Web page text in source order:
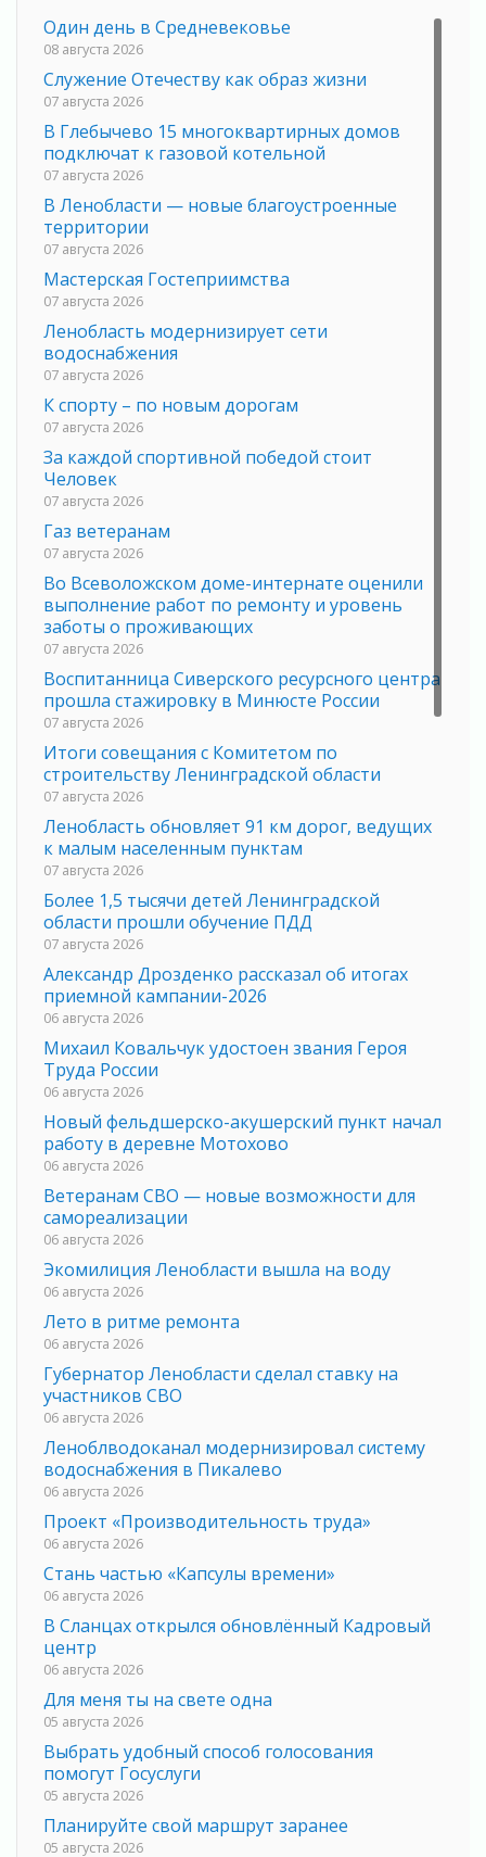
Один день в Средневековье
08 августа 2026
Служение Отечеству как образ жизни
07 августа 2026
В Глебычево 15 многоквартирных домов
подключат к газовой котельной
07 августа 2026
В Ленобласти — новые благоустроенные
территории
07 августа 2026
Мастерская Гостеприимства
07 августа 2026
Ленобласть модернизирует сети
водоснабжения
07 августа 2026
К спорту – по новым дорогам
07 августа 2026
За каждой спортивной победой стоит
Человек
07 августа 2026
Газ ветеранам
07 августа 2026
Во Всеволожском доме-интернате оценили
выполнение работ по ремонту и уровень
заботы о проживающих
07 августа 2026
Воспитанница Сиверского ресурсного центра
прошла стажировку в Минюсте России
07 августа 2026
Итоги совещания с Комитетом по
строительству Ленинградской области
07 августа 2026
Ленобласть обновляет 91 км дорог, ведущих
к малым населенным пунктам
07 августа 2026
Более 1,5 тысячи детей Ленинградской
области прошли обучение ПДД
07 августа 2026
Александр Дрозденко рассказал об итогах
приемной кампании-2026
06 августа 2026
Михаил Ковальчук удостоен звания Героя
Труда России
06 августа 2026
Новый фельдшерско-акушерский пункт начал
работу в деревне Мотохово
06 августа 2026
Ветеранам СВО — новые возможности для
самореализации
06 августа 2026
Экомилиция Ленобласти вышла на воду
06 августа 2026
Лето в ритме ремонта
06 августа 2026
Губернатор Ленобласти сделал ставку на
участников СВО
06 августа 2026
Леноблводоканал модернизировал систему
водоснабжения в Пикалево
06 августа 2026
Проект «Производительность труда»
06 августа 2026
Стань частью «Капсулы времени»
06 августа 2026
В Сланцах открылся обновлённый Кадровый
центр
06 августа 2026
Для меня ты на свете одна
05 августа 2026
Выбрать удобный способ голосования
помогут Госуслуги
05 августа 2026
Планируйте свой маршрут заранее
05 августа 2026